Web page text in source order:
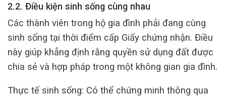
2.2. Điều kiện sinh sống cùng nhau
Các thành viên trong hộ gia đình phải đang cùng
sinh sống tại thời điểm cấp Giấy chứng nhận. Điều
này giúp khẳng định rằng quyền sử dụng đất được
chia sẻ và hợp pháp trong một không gian gia đình.
Thực tế sinh sống: Có thể chứng minh thông qua